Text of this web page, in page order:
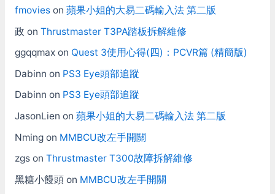
fmovieson 蘋果小姐的大易二碼輸入法 第二版
政 on Thrustmaster T3PA踏板拆解維修
ggqqmaxon Quest 3使用心得(四)：PCVR篇 (精簡版)
Dabinn on PS3 Eye頭部追蹤
Dabinn on PS3 Eye頭部追蹤
JasonLien on 蘋果小姐的大易二碼輸入法 第二版
Nmingon MMBCU改左手開關
zgson Thrustmaster T300故障拆解維修
黑糖小饅頭on MMBCU改左手開關